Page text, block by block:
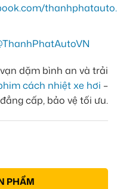
dặm bình an và trải
cách nhiệt xe hơi –
cấp, bảo vệ tối ưu.
PHẨM